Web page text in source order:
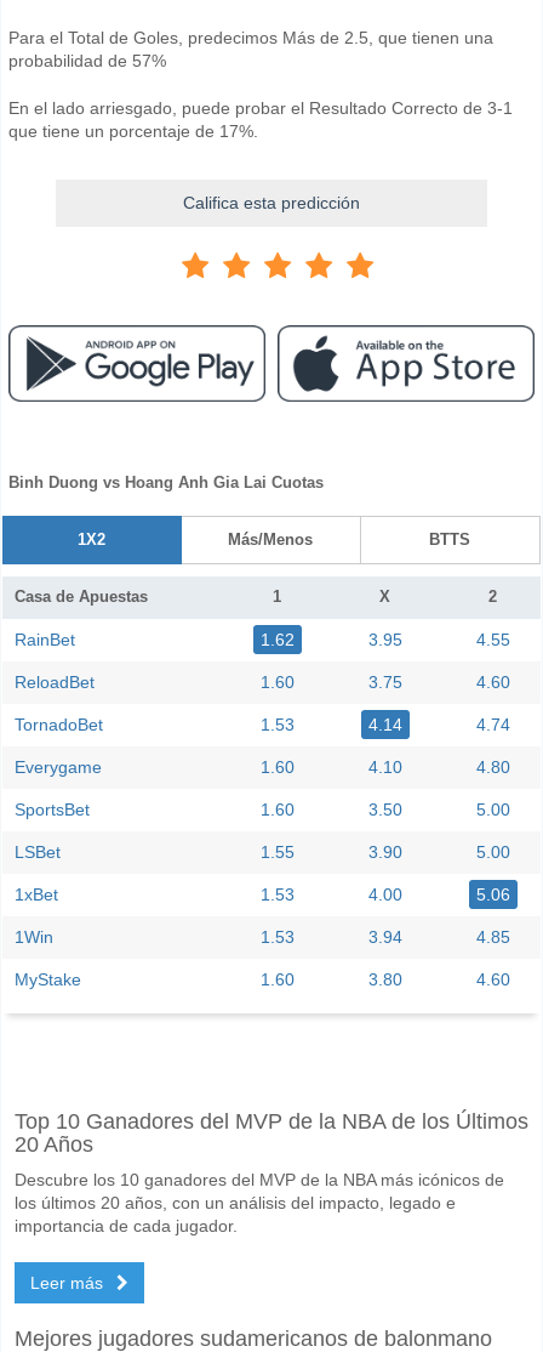
Para el Total de Goles, predecimos Más de 2.5, que tienen una
probabilidad de 57%
En el lado arriesgado, puede probar el Resultado Correcto de 3-1
que tiene un porcentaje de 17%.
Califica esta predicción
Binh Duong vs Hoang Anh Gia Lai Cuotas
1X2 Más/Menos BTTS
Casa de Apuestas 1 X 2
RainBet 1.62 3.95 4.55
ReloadBet 1.60 3.75 4.60
TornadoBet 1.53 4.14 4.74
Everygame 1.60 4.10 4.80
SportsBet 1.60 3.50 5.00
LSBet 1.55 3.90 5.00
1xBet 1.53 4.00 5.06
1Win 1.53 3.94 4.85
MyStake 1.60 3.80 4.60
El partido entre Binh Duong v Hoang Anh Gia Lai 07 June 2026 12:00.
Binh Duong para el Ganador del partido, con una probabilidad de 62%
Sí para Ambos Equipos Marcan, con un porcentaje de 53%.
Cuál es el pronóstico de resultado correcto para Binh
Top 10 Ganadores del MVP de la NBA de los Últimos
20 Años
Descubre los 10 ganadores del MVP de la NBA más icónicos de
los últimos 20 años, con un análisis del impacto, legado e
importancia de cada jugador.
Leer más
Mejores jugadores sudamericanos de balonmano